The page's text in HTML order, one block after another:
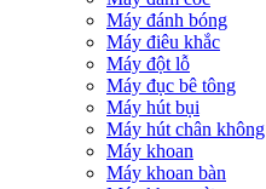
Máy đánh bóng
Máy điêu khắc
Máy đột lỗ
Máy đục bê tông
Máy hút bụi
Máy hút chân không
Máy khoan
Máy khoan bàn